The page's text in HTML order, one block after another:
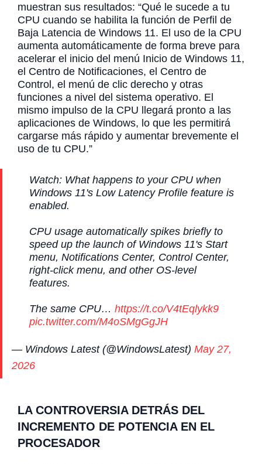
muestran sus resultados: “Qué le sucede a tu
CPU cuando se habilita la función de Perfil de
Baja Latencia de Windows 11. El uso de la CPU
aumenta automáticamente de forma breve para
acelerar el inicio del menú Inicio de Windows 11,
el Centro de Notificaciones, el Centro de
Control, el menú de clic derecho y otras
funciones a nivel del sistema operativo. El
mismo impulso de la CPU llegará pronto a las
aplicaciones de Windows, lo que les permitirá
cargarse más rápido y aumentar brevemente el
uso de tu CPU.”
Watch: What happens to your CPU when
Windows 11's Low Latency Profile feature is
enabled.
CPU usage automatically spikes briefly to
speed up the launch of Windows 11's Start
menu, Notifications Center, Control Center,
right-click menu, and other OS-level
features.
The same CPU… https://t.co/V4tEqlykk9
pic.twitter.com/M4oSMgGgJH
— Windows Latest (@WindowsLatest) May 27,
2026
LA CONTROVERSIA DETRÁS DEL
INCREMENTO DE POTENCIA EN EL
PROCESADOR